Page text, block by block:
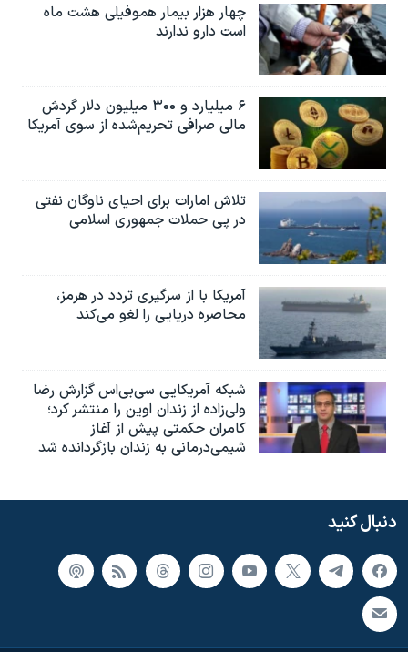
چهار هزار بیمار هموفیلی هشت ماه
است دارو ندارند
۶ میلیارد و ۳۰۰ میلیون دلار گردش
مالی صرافی تحریم‌شده از سوی آمریکا
تلاش امارات برای احیای ناوگان نفتی
در پی حملات جمهوری اسلامی
آمریکا با از سرگیری تردد در هرمز،
محاصره دریایی را لغو می‌کند
شبکه آمریکایی سی‌بی‌‌اس گزارش رضا
ولی‌زاده از زندان اوین را منتشر کرد؛
کامران حکمتی پیش از آغاز
شیمی‌درمانی به زندان بازگردانده شد
دنبال کنید